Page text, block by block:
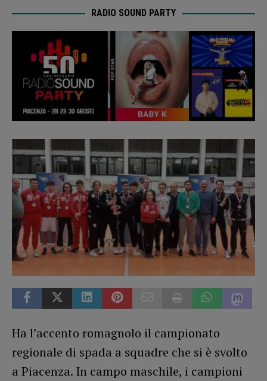
RADIO SOUND PARTY
Ha l’accento romagnolo il campionato
regionale di spada a squadre che si è svolto
a Piacenza. In campo maschile, i campioni